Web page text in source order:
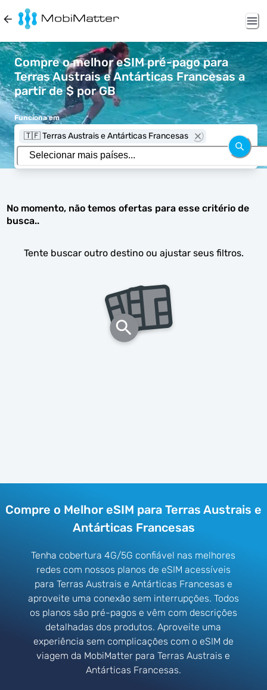
Compre o melhor eSIM pré-pago para
Terras Austrais e Antárticas Francesas a
partir de $ por GB
Funciona em
🇹🇫 Terras Austrais e Antárticas Francesas
No momento, não temos ofertas para esse critério de
busca..
Tente buscar outro destino ou ajustar seus filtros.
Compre o Melhor eSIM para Terras Austrais e
Antárticas Francesas
Tenha cobertura 4G/5G confiável nas melhores
redes com nossos planos de eSIM acessíveis
para Terras Austrais e Antárticas Francesas e
aproveite uma conexão sem interrupções. Todos
os planos são pré-pagos e vêm com descrições
detalhadas dos produtos. Aproveite uma
experiência sem complicações com o eSIM de
viagem da MobiMatter para Terras Austrais e
Antárticas Francesas.